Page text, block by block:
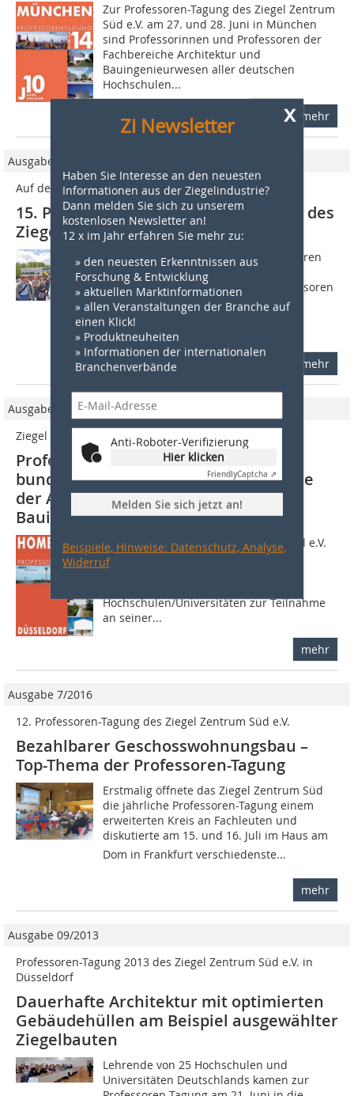
x
Zi Newsletter
Haben Sie Interesse an den neuesten
Informationen aus der Ziegelindustrie?
Dann melden Sie sich zu unserem
kostenlosen Newsletter an!
12 x im Jahr erfahren Sie mehr zu:
» den neuesten Erkenntnissen aus
Forschung & Entwicklung
» aktuellen Marktinformationen
» allen Veranstaltungen der Branche auf
einen Klick!
» Produktneuheiten
» Informationen der internationalen
Branchenverbände
Anti-Roboter-Verifizierung
Hier klicken
FriendlyCaptcha ⇗
Melden Sie sich jetzt an!
Beispiele, Hinweise: Datenschutz, Analyse,
Widerruf
Zur Professoren-Tagung des Ziegel Zentrum
Süd e.V. am 27. und 28. Juni in München
sind Professorinnen und Professoren der
Fachbereiche Architektur und
Bauingenieurwesen aller deutschen
Hochschulen...
mehr
Ausgabe 5/2019
Auf den Spuren Alvar Aaltos
15. Professoren-Tagung mit Exkursion des
Ziegel Zentrum Süd
Helsinki, Jyväskylä und Säynät-salo waren
vom 4. bis 7. Juli das Ziel von über 40
Hochschul-Professorinnen und Professoren
der Architektur und des
Bauingenieurwesens aus ganz
Deutschland....
mehr
Ausgabe 06/2013
Ziegel Zentrum Süd e.V.
Professoren-Tagung 2013: erstmals
bundesweite Fortbildung für Lehrende
der ­Architektur und des
Bauingenieurwesens
Erstmalig lädt das Ziegel Zentrum Süd e.V.
Professorinnen und Professoren der
Fachbereiche Architektur und
Hochschulen/Universitäten zur Teilnahme
an seiner...
mehr
Ausgabe 7/2016
12. Professoren-Tagung des Ziegel Zentrum Süd e.V.
Bezahlbarer Geschosswohnungsbau –
Top-Thema der Professoren-Tagung
Erstmalig öffnete das Ziegel Zentrum Süd
die jährliche Professoren-Tagung einem
erweiterten Kreis an Fachleuten und
diskutierte am 15. und 16. Juli im Haus am
Dom in Frankfurt verschiedenste...
mehr
Ausgabe 09/2013
Professoren-Tagung 2013 des Ziegel Zentrum Süd e.V. in
Düsseldorf
Dauerhafte Architektur mit optimierten
Gebäudehüllen am Beispiel ausgewählter
Ziegelbauten
Lehrende von 25 Hochschulen und
Universitäten Deutschlands kamen zur